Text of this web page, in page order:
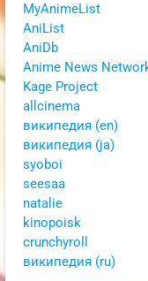
Демон будущего
из 11 серии
Артём Усачёв
9 месяцев назад
MyAnimeList
AniList
AniDb
Anime News
Kage Project
allcinema
википедия (en)
википедия (ja)
syoboi
seesaa
natalie
kinopoisk
crunchyroll
википедия (ru)